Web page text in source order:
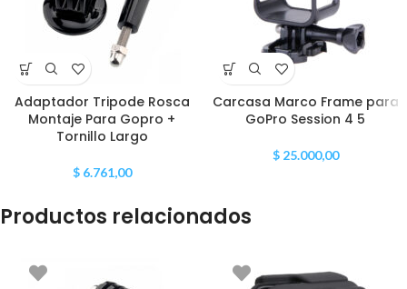
Adaptador Tripode Rosca
Montaje Para Gopro +
Tornillo Largo
$6.761,00
Carcasa Marco Frame para
GoPro Session 4 5
$25.000,00
Productos relacionados